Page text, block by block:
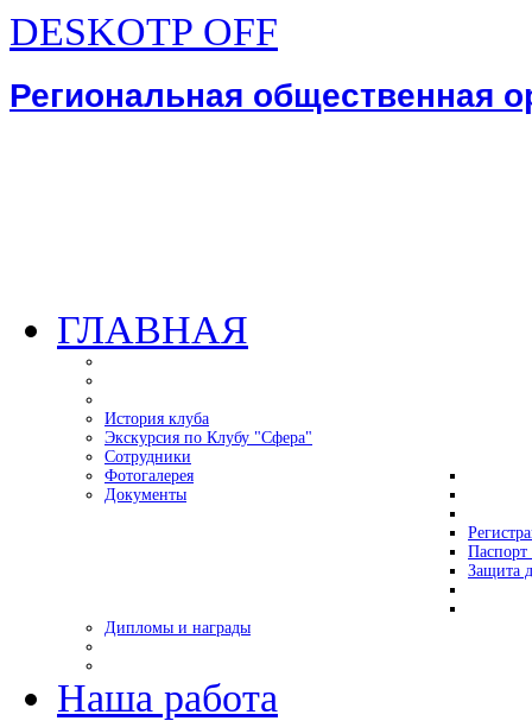
DESKOTP OFF
Региональная общественная
ГЛАВНАЯ
История клуба
Экскурсия по Клубу "Сфера"
Сотрудники
Фотогалерея
Документы
Паспорт
Защита
Дипломы и награды
Наша работа